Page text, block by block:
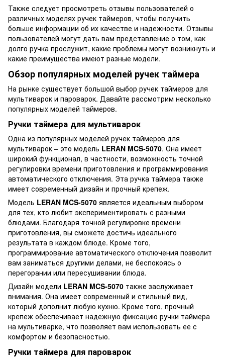
Также следует просмотреть отзывы пользователей о
различных моделях ручек таймеров, чтобы получить
больше информации об их качестве и надежности. Отзывы
пользователей могут дать вам представление о том, как
долго ручка прослужит, какие проблемы могут возникнуть и
какие преимущества имеют разные модели.
Обзор популярных моделей ручек таймера
На рынке существует большой выбор ручек таймеров для
мультиварок и пароварок. Давайте рассмотрим несколько
популярных моделей таймеров.
Ручки таймера для мультиварок
Одна из популярных моделей ручек таймеров для
мультиварок – это модель LERAN MCS-5070. Она имеет
широкий функционал, в частности, возможность точной
регулировки времени приготовления и программирования
автоматического отключения. Эта ручка таймера также
имеет современный дизайн и прочный крепеж.
Модель LERAN MCS-5070 является идеальным выбором
для тех, кто любит экспериментировать с разными
блюдами. Благодаря точной регулировке времени
приготовления, вы сможете достичь идеального
результата в каждом блюде. Кроме того,
программирование автоматического отключения позволит
вам заниматься другими делами, не беспокоясь о
перегорании или пересушивании блюда.
Дизайн модели LERAN MCS-5070 также заслуживает
внимания. Она имеет современный и стильный вид,
который дополнит любую кухню. Кроме того, прочный
крепеж обеспечивает надежную фиксацию ручки таймера
на мультиварке, что позволяет вам использовать ее с
комфортом и безопасностью.
Ручки таймера для пароварок